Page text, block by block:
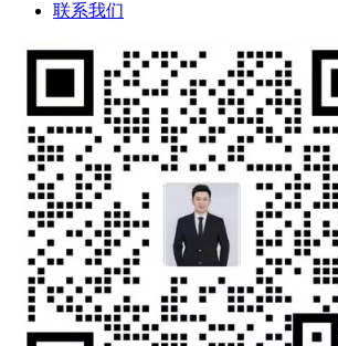
联系我们